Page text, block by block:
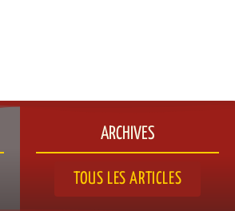
ARCHIVES
TOUS LES ARTICLES